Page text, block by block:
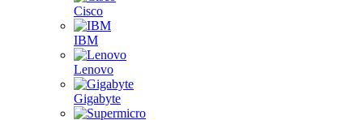
Cisco
IBM
Lenovo
Gigabyte